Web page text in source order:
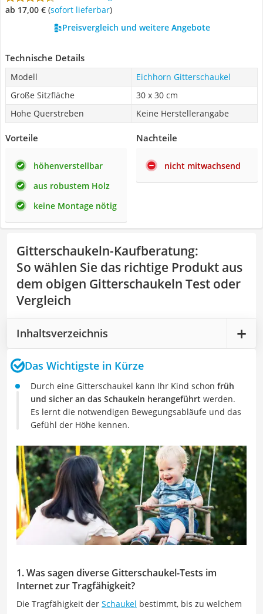
ab 17,00 € ( Sofort lieferbar)
Preisvergleich und weitere Angebote
Technische Details
Modell
Eichhorn Gitterschaukel
Große Sitzfläche
30 x 30 cm
Hohe Querstreben
Keine Herstellerangabe
Vorteile
höhenverstellbar
aus robustem Holz
keine Montage nötig
Nachteile
nicht mitwachsend
Gitterschaukeln-Kaufberatung:
So wählen Sie das richtige Produkt aus
dem obigen Gitterschaukeln Test oder
Vergleich
Inhaltsverzeichnis
Das Wichtigste in Kürze
Durch eine Gitterschaukel kann Ihr Kind schon früh
und sicher an das Schaukeln herangeführt werden.
Es lernt die notwendigen Bewegungsabläufe und das
Gefühl der Höhe kennen.
1. Was sagen diverse Gitterschaukel-Tests im
Internet zur Tragfähigkeit?
Die Tragfähigkeit der Schaukel bestimmt, bis zu welchem